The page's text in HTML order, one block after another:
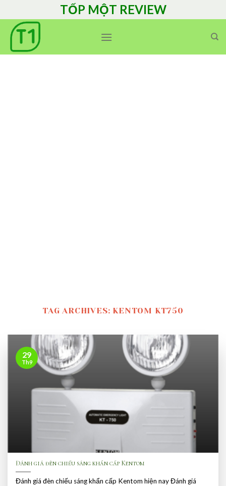
to
content
TỐP MỘT REVIEW
TAG ARCHIVES: KENTOM KT750
Đánh giá đèn chiếu sáng khẩn cấp Kentom
Đánh giá đèn chiếu sáng khẩn cấp Kentom hiện nay Đánh giá
29
Th9